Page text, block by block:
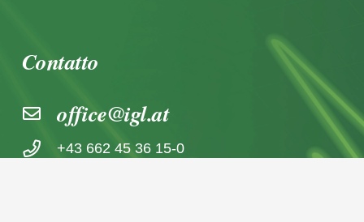
Contatto
office@igl.at
+43 662 45 36 15-0